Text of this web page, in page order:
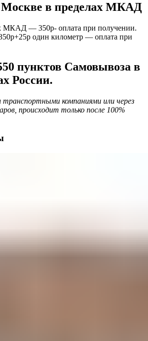
Москве в пределах МКАД
МКАД — 350р- оплата при получении.
один километр — оплата при
пунктов Самовывоза в
России.
компаниями или через
происходит только после 100%